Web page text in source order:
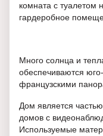
комната с
гардеробное
Много солнца и
обеспечиваются
французскими
Дом является
домов с
Используемые